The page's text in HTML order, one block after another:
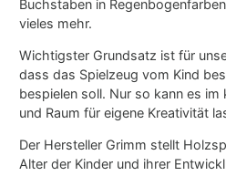
Buchstaben in
vieles mehr.
Wichtigster Grundsatz ist für
dass das Spielzeug vom Kind
bespielen soll. Nur so kann es im
und Raum für eigene Kreativität
Der Hersteller Grimm stellt
Alter der Kinder und ihrer